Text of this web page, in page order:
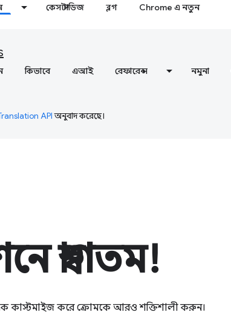
কেস স্টাডিজ ব্লগ Chrome এ নতুন
কিভাবে এআই রেফারেন্স নমুনা
APIঅনুবাদ করেছে।
স্বাগতম!
কাস্টমাইজ করে ক্রোমকে আরও শক্তিশালী করুন।